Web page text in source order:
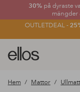
30% på dyraste
mängder
OUTLETDEAL -
Ellos
logotyp
gå
Hem Mattor